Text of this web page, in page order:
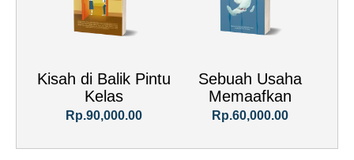
Kisah di Balik Pintu
Kelas
Rp.90,000.00
Sebuah Usaha
Memaafkan
Rp.60,000.00